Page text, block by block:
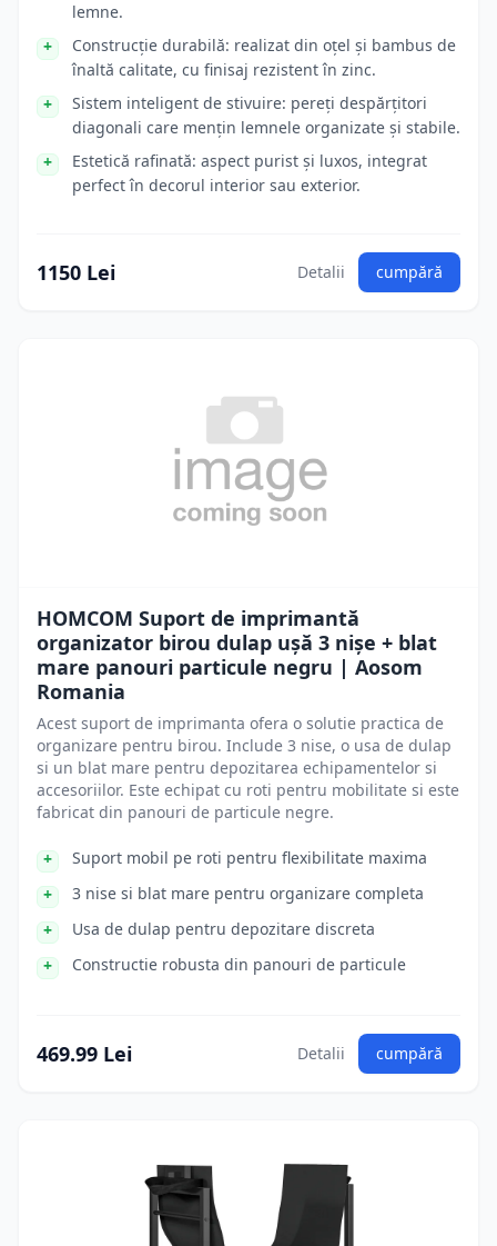
lemne.
Construcție durabilă: realizat din oțel și bambus de
înaltă calitate, cu finisaj rezistent în zinc.
Sistem inteligent de stivuire: pereți despărțitori
diagonali care mențin lemnele organizate și stabile.
Estetică rafinată: aspect purist și luxos, integrat
perfect în decorul interior sau exterior.
1150 Lei Detalii cumpără
HOMCOM Suport de imprimantă
organizator birou dulap ușă 3 nișe + blat
mare panouri particule negru | Aosom
Romania
Acest suport de imprimanta ofera o solutie practica de
organizare pentru birou. Include 3 nise, o usa de dulap
si un blat mare pentru depozitarea echipamentelor si
accesoriilor. Este echipat cu roti pentru mobilitate si este
fabricat din panouri de particule negre.
Suport mobil pe roti pentru flexibilitate maxima
3 nise si blat mare pentru organizare completa
Usa de dulap pentru depozitare discreta
Constructie robusta din panouri de particule
469.99 Lei Detalii cumpără